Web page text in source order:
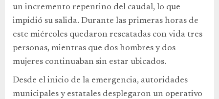
un incremento repentino del caudal, lo que
impidió su salida. Durante las primeras horas de
este miércoles quedaron rescatadas con vida tres
personas, mientras que dos hombres y dos
mujeres continuaban sin estar ubicados.
Desde el inicio de la emergencia, autoridades
municipales y estatales desplegaron un operativo